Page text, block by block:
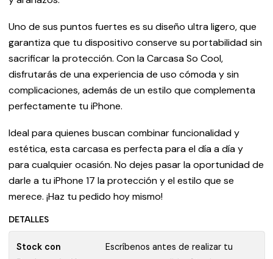
Uno de sus puntos fuertes es su diseño ultra ligero, que
garantiza que tu dispositivo conserve su portabilidad sin
sacrificar la protección. Con la Carcasa So Cool,
disfrutarás de una experiencia de uso cómoda y sin
complicaciones, además de un estilo que complementa
perfectamente tu iPhone.
Ideal para quienes buscan combinar funcionalidad y
estética, esta carcasa es perfecta para el día a día y
para cualquier ocasión. No dejes pasar la oportunidad de
darle a tu iPhone 17 la protección y el estilo que se
merece. ¡Haz tu pedido hoy mismo!
DETALLES
Stock con
Escríbenos antes de realizar tu